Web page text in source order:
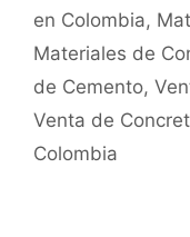
en Colombia,
Materiales de
de Cemento,
Venta de
Colombia